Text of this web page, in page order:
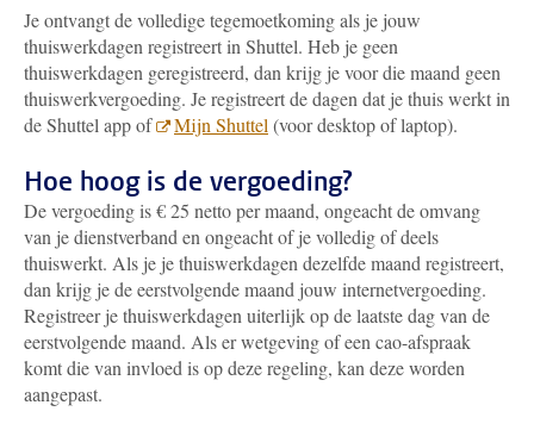
Je ontvangt de volledige tegemoetkoming als je jouw
thuiswerkdagen registreert in Shuttel. Heb je geen
thuiswerkdagen geregistreerd, dan krijg je voor die maand geen
thuiswerkvergoeding. Je registreert de dagen dat je thuis werkt in
de Shuttel app of
Mijn Shuttel (voor desktop of laptop).
Hoe hoog is de vergoeding?
De vergoeding is € 25 netto per maand, ongeacht de omvang
van je dienstverband en ongeacht of je volledig of deels
thuiswerkt. Als je je thuiswerkdagen dezelfde maand registreert,
dan krijg je de eerstvolgende maand jouw internetvergoeding.
Registreer je thuiswerkdagen uiterlijk op de laatste dag van de
eerstvolgende maand. Als er wetgeving of een cao-afspraak
komt die van invloed is op deze regeling, kan deze worden
aangepast.